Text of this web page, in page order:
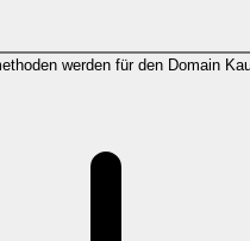
werden für den Domain